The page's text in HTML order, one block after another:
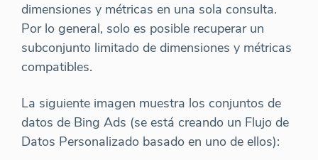
dimensiones y métricas en una sola consulta.
Por lo general, solo es posible recuperar un
subconjunto limitado de dimensiones y métricas
compatibles.
La siguiente imagen muestra los conjuntos de
datos de Bing Ads (se está creando un Flujo de
Datos Personalizado basado en uno de ellos):